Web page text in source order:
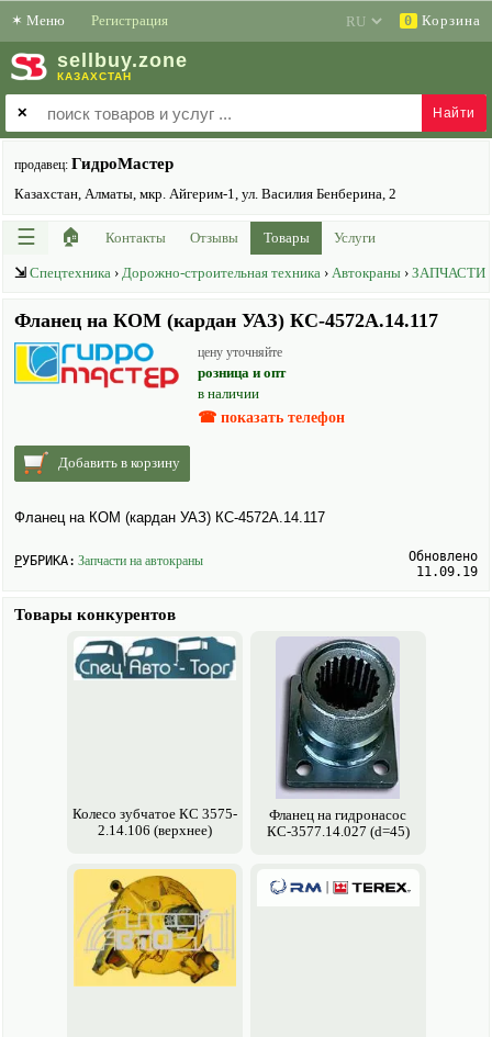
✶ Меню Регистрация 0 Корзина
sell buy.zone
КАЗАХСТАН
✕
продавец: ГидроМастер
Казахстан, Алматы, мкр. Айгерим-1, ул. Василия Бенберина, 2
☰ 🏠 Контакты Отзывы Товары Услуги
⇲ Спецтехника › Дорожно-строительная техника › Автокраны › ЗАПЧАСТИ
Фланец на КОМ (кардан УАЗ) КС-4572А.14.117
цену уточняйте
розница и опт
в наличии
☎ показать телефон
Добавить в корзину
Фланец на КОМ (кардан УАЗ) КС-4572А.14.117
РУБРИКА: Запчасти на авто­краны
Обновлено
11.09.19
Товары конкурентов
Колесо зубчатое КС 3575-
2.14.106 (верхнее)
Фланец на гидронасос
КС-3577.14.027 (d=45)